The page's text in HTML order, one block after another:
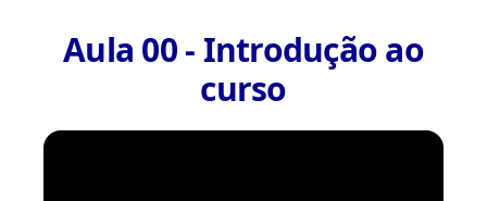
Aula 00 - Introdução ao
curso